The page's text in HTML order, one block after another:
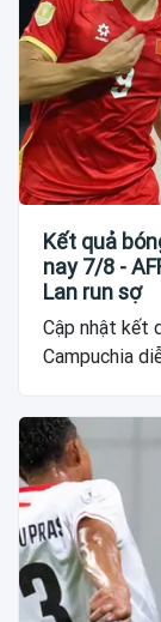
Kết quả
nay 7/8 -
Lan run sợ
Cập nhật kết
Campuchia